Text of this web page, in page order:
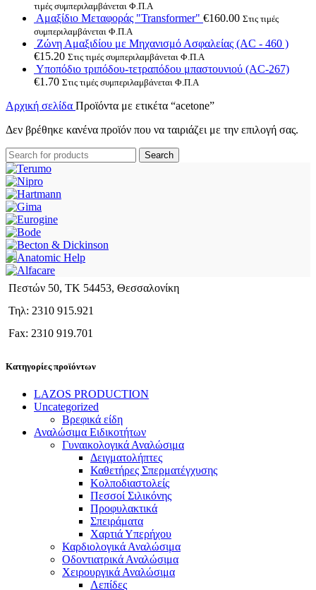
τιμές συμπεριλαμβάνεται Φ.Π.Α
Αμαξίδιο Μεταφοράς "Transformer" €160.00 Στις τιμές
συμπεριλαμβάνεται Φ.Π.Α
Ζώνη Αμαξιδίου με Μηχανισμό Ασφαλείας (AC - 460 )
€15.20 Στις τιμές συμπεριλαμβάνεται Φ.Π.Α
Υποπόδιο τριπόδου-τετραπόδου μπαστουνιού (AC-267)
€1.70 Στις τιμές συμπεριλαμβάνεται Φ.Π.Α
Αρχική σελίδα Προϊόντα με ετικέτα “acetone”
Δεν βρέθηκε κανένα προϊόν που να ταιριάζει με την επιλογή σας.
Search
Πεστών 50, ΤΚ 54453, Θεσσαλονίκη
Τηλ: 2310 915.921
Fax: 2310 919.701
Κατηγορίες προϊόντων
LAZOS PRODUCTION
Uncategorized
Βρεφικά είδη
Αναλώσιμα Ειδικοτήτων
Γυναικολογικά Αναλώσιμα
Δειγματολήπτες
Καθετήρες Σπερματέγχυσης
Κολποδιαστολείς
Πεσσοί Σιλικόνης
Προφυλακτικά
Σπειράματα
Χαρτιά Υπερήχου
Καρδιολογικά Αναλώσιμα
Οδοντιατρικά Αναλώσιμα
Χειρουργικά Αναλώσιμα
Λεπίδες